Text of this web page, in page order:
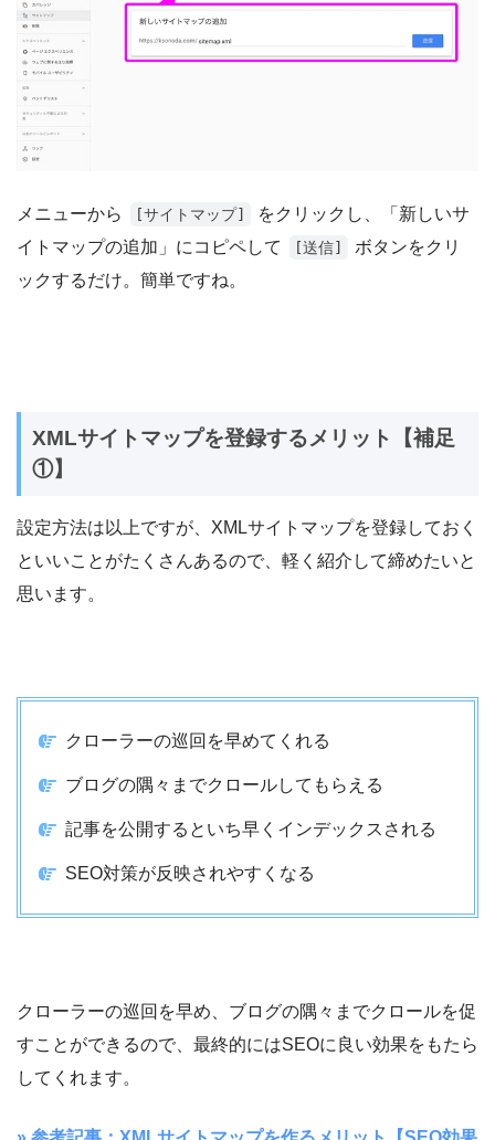
メニューから [サイトマップ]
をクリックし、「新しいサ
イトマップの追加」にコピペして
[送信]
ボタンをクリ
ックするだけ。簡単ですね。
XMLサイトマップを登録するメリット【補足
①】
設定方法は以上ですが、XMLサイトマップを登録しておく
といいことがたくさんあるので、軽く紹介して締めたいと
思います。
クローラーの巡回を早めてくれる
ブログの隅々までクロールしてもらえる
記事を公開するといち早くインデックスされる
SEO対策が反映されやすくなる
クローラーの巡回を早め、ブログの隅々までクロールを促
すことができるので、最終的にはSEOに良い効果をもたら
してくれます。